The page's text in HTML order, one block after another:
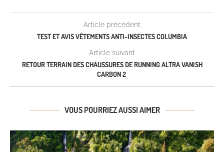
Article précédent
TEST ET AVIS VÊTEMENTS ANTI-INSECTES COLUMBIA
Article suivant
RETOUR TERRAIN DES CHAUSSURES DE RUNNING ALTRA VANISH
CARBON 2
VOUS POURRIEZ AUSSI AIMER